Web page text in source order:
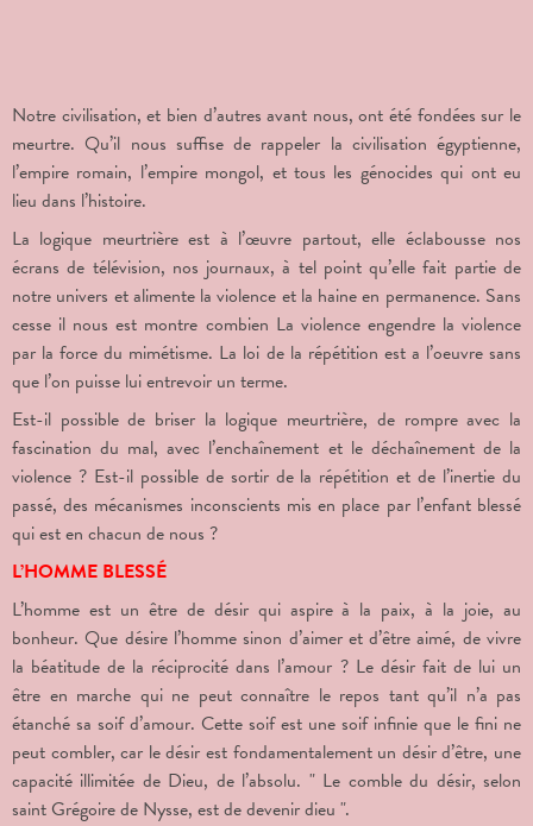
Notre civilisation, et bien d’autres avant nous, ont été fondées sur le
meurtre. Qu’il nous suffise de rappeler la civilisation égyptienne,
l’empire romain, l’empire mongol, et tous les génocides qui ont eu
lieu dans l’histoire.
La logique meurtrière est à l’œuvre partout, elle éclabousse nos
écrans de télévision, nos journaux, à tel point qu’elle fait partie de
notre univers et alimente la violence et la haine en permanence. Sans
cesse il nous est montre combien La violence engendre la violence
par la force du mimétisme. La loi de la répétition est a l’oeuvre sans
que l’on puisse lui entrevoir un terme.
Est-il possible de briser la logique meurtrière, de rompre avec la
fascination du mal, avec l’enchaînement et le déchaînement de la
violence ? Est-il possible de sortir de la répétition et de l’inertie du
passé, des mécanismes inconscients mis en place par l’enfant blessé
qui est en chacun de nous ?
L’HOMME BLESSÉ
L’homme est un être de désir qui aspire à la paix, à la joie, au
bonheur. Que désire l’homme sinon d’aimer et d’être aimé, de vivre
la béatitude de la réciprocité dans l’amour ? Le désir fait de lui un
être en marche qui ne peut connaître le repos tant qu’il n’a pas
étanché sa soif d’amour. Cette soif est une soif infinie que le fini ne
peut combler, car le désir est fondamentalement un désir d’être, une
capacité illimitée de Dieu, de l’absolu. " Le comble du désir, selon
saint Grégoire de Nysse, est de devenir dieu ".